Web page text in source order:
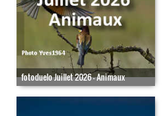
fotoduelo Juillet 2026 - Animaux